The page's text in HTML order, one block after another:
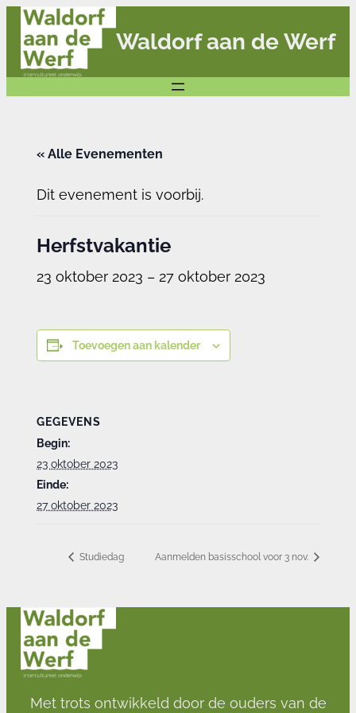
Waldorf aan de Werf
« Alle Evenementen
Dit evenement is voorbij.
Herfstvakantie
23 oktober 2023 – 27 oktober 2023
Toevoegen aan kalender
GEGEVENS
Begin:
23 oktober 2023
Einde:
27 oktober 2023
Studiedag Aanmelden basisschool voor 3 nov.
Met trots ontwikkeld door de ouders van de